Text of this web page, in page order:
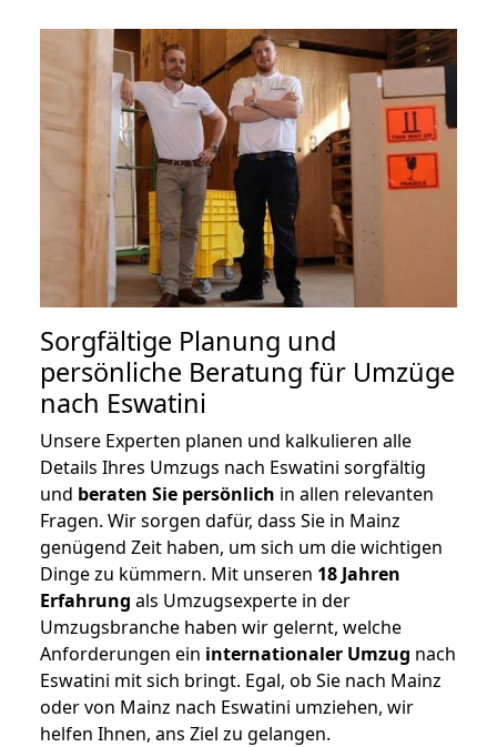
Sorgfältige Planung und
persönliche Beratung für Umzüge
nach Eswatini
Unsere Experten planen und kalkulieren alle
Details Ihres Umzugs nach Eswatini sorgfältig
und beraten Sie persönlich in allen relevanten
Fragen. Wir sorgen dafür, dass Sie in Mainz
genügend Zeit haben, um sich um die wichtigen
Dinge zu kümmern. Mit unseren 18 Jahren
Erfahrung als Umzugsexperte in der
Umzugsbranche haben wir gelernt, welche
Anforderungen ein internationaler Umzug nach
Eswatini mit sich bringt. Egal, ob Sie nach Mainz
oder von Mainz nach Eswatini umziehen, wir
helfen Ihnen, ans Ziel zu gelangen.